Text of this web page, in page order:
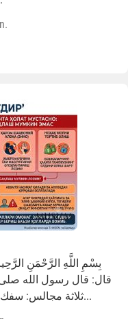
بِسْمِ اللَّهِ الرَّحْمَنِ
قال: قال رسول الله صلى
ثلاثة مجالس: سفك دم حرام، أو فرج حرام، أو اقتطاع مال...